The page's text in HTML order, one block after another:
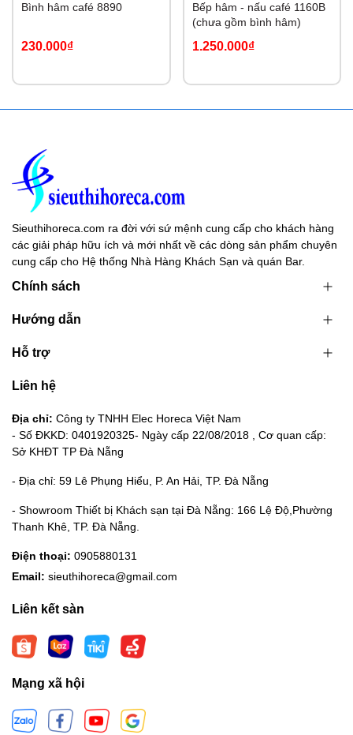
Bình hâm café 8890
230.000₫
Bếp hâm - nấu café 1160B
(chưa gồm bình hâm)
1.250.000₫
Sieuthihoreca.com ra đời với sứ mệnh cung cấp cho khách hàng
các giải pháp hữu ích và mới nhất về các dòng sản phẩm chuyên
cung cấp cho Hệ thống Nhà Hàng Khách Sạn và quán Bar.
Chính sách
Hướng dẫn
Hỗ trợ
Liên hệ
Địa chỉ: Công ty TNHH Elec Horeca Việt Nam
- Số ĐKKD: 0401920325- Ngày cấp 22/08/2018 , Cơ quan cấp:
Sở KHĐT TP Đà Nẵng
- Địa chỉ: 59 Lê Phụng Hiểu, P. An Hải, TP. Đà Nẵng
- Showroom Thiết bị Khách sạn tại Đà Nẵng: 166 Lệ Độ,Phường
Thanh Khê, TP. Đà Nẵng.
Điện thoại: 0905880131
Email: sieuthihoreca@gmail.com
Liên kết sàn
Mạng xã hội